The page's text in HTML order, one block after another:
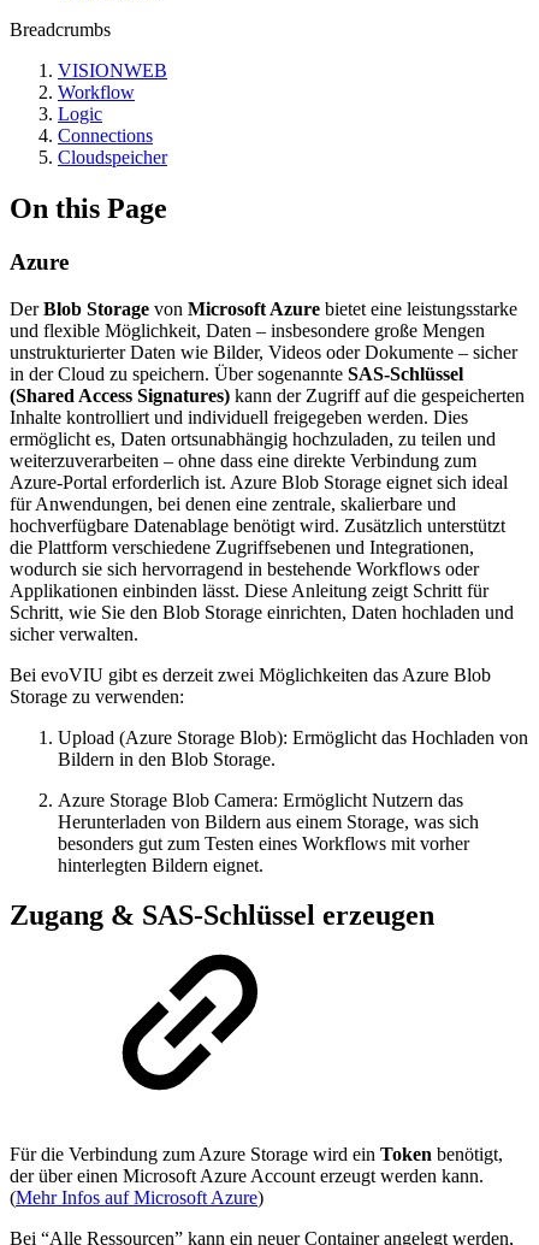
Breadcrumbs
VISIONWEB
Workflow
Logic
Connections
Cloudspeicher
On this Page
Azure
DerBlob Storage von Microsoft Azure bietet eine leistungsstarke
und flexible Möglichkeit, Daten – insbesondere große Mengen
unstrukturierter Daten wie Bilder, Videos oder Dokumente – sicher
in der Cloud zu speichern. Über sogenannte SAS-Schlüssel
(Shared Access Signatures) kann der Zugriff auf die gespeicherten
Inhalte kontrolliert und individuell freigegeben werden. Dies
ermöglicht es, Daten ortsunabhängig hochzuladen, zu teilen und
weiterzuverarbeiten – ohne dass eine direkte Verbindung zum
Azure-Portal erforderlich ist. Azure Blob Storage eignet sich ideal
für Anwendungen, bei denen eine zentrale, skalierbare und
hochverfügbare Datenablage benötigt wird. Zusätzlich unterstützt
die Plattform verschiedene Zugriffsebenen und Integrationen,
wodurch sie sich hervorragend in bestehende Workflows oder
Applikationen einbinden lässt. Diese Anleitung zeigt Schritt für
Schritt, wie Sie den Blob Storage einrichten, Daten hochladen und
sicher verwalten.
Bei evoVIU gibt es derzeit zwei Möglichkeiten das Azure Blob
Storage zu verwenden:
Upload (Azure Storage Blob): Ermöglicht das Hochladen von
Bildern in den Blob Storage.
Azure Storage Blob Camera: Ermöglicht Nutzern das
Herunterladen von Bildern aus einem Storage, was sich
besonders gut zum Testen eines Workflows mit vorher
hinterlegten Bildern eignet.
Zugang & SAS-Schlüssel erzeugen
Für die Verbindung zum Azure Storage wird ein Token benötigt,
der über einen Microsoft Azure Account erzeugt werden kann.
(Mehr Infos auf Microsoft Azure)
Bei “Alle Ressourcen” kann ein neuer Container angelegt werden,